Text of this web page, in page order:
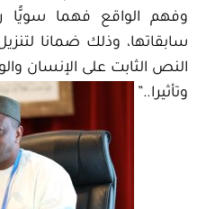
وفهم الواقع فهما سويًّا
سابقاتها، وذلك ضمانا
النص الثابت على الإنسان
وتأثيرا..”